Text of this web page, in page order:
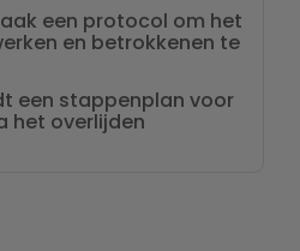
een protocol om het
en betrokkenen te
een stappenplan voor
het overlijden